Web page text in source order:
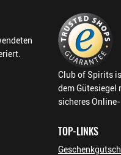
Club of Spirits
dem Gütesiegel
sicheres Online-
TOP-LINKS